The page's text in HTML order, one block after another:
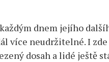
dnem jejího
více neudržitelné. I zde
dosah a lidé ještě